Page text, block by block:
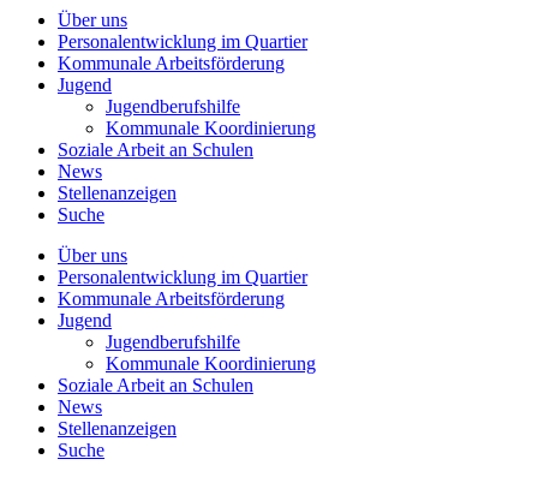
Über uns
Personalentwicklung im Quartier
Kommunale Arbeitsförderung
Jugend
Jugendberufshilfe
Kommunale Koordinierung
Soziale Arbeit an Schulen
News
Stellenanzeigen
Suche
Über uns
Personalentwicklung im Quartier
Kommunale Arbeitsförderung
Jugend
Jugendberufshilfe
Kommunale Koordinierung
Soziale Arbeit an Schulen
News
Stellenanzeigen
Suche